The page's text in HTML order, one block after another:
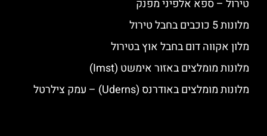
טירול – ספא אלפיני מפנק
מלונות 5 כוכבים בחבל טירול
מלון אקווה דום בחבל אוץ בטירול
מלונות מומלצים באזור אימשט (Imst)
מלונות מומלצים באודרנס (Uderns) – עמק צילרטל